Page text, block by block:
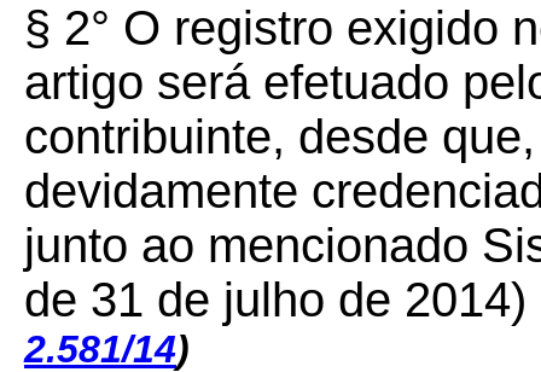
§ 2° O registro exigido
artigo será efetuado
contribuinte, desde
devidamente
junto ao mencionado
de 31 de julho de 2014)
2.581/14)